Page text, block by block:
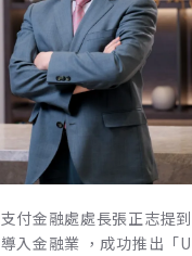
付金融處處長張正志提
入金融業 ，成功推出「